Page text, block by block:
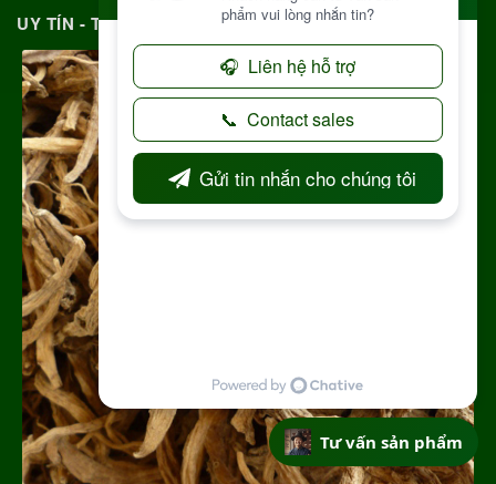
UY TÍN - TRÁCH NHIỆM MỖI ĐƠN HÀNG
Tư vấn sản phẩm